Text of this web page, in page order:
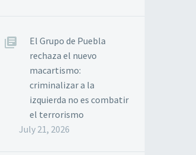
El Grupo de Puebla
rechaza el nuevo
macartismo:
criminalizar a la
izquierda no es combatir
el terrorismo
July 21, 2026